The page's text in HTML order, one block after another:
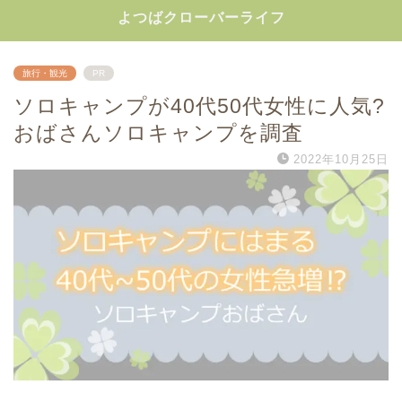
よつばクローバーライフ
旅行・観光 PR
ソロキャンプが40代50代女性に人気?
おばさんソロキャンプを調査
2022年10月25日